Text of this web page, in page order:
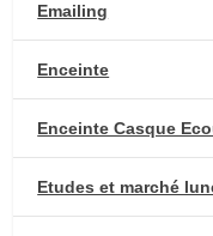
Emailing
Enceinte
Enceinte Casque
Etudes et marché